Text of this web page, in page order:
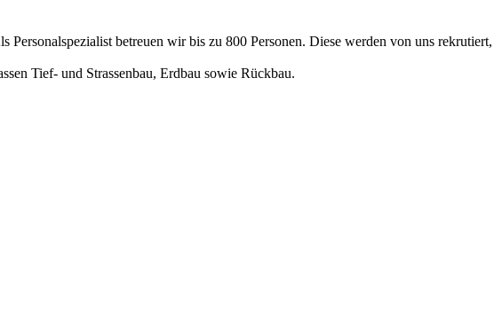
betreuen wir bis zu 800 Personen. Diese werden von uns rekrutiert,
Tief- und Strassenbau, Erdbau sowie Rückbau.